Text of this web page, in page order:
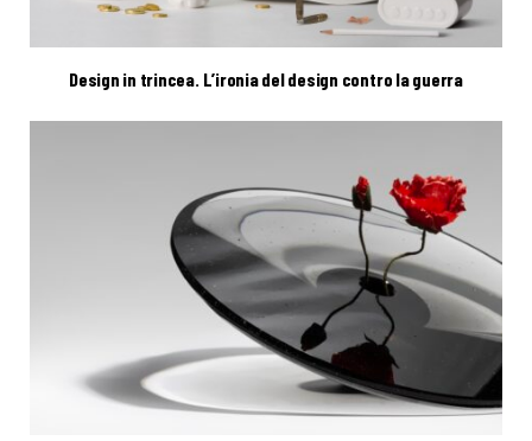
Design in trincea. L’ironia del design contro la guerra